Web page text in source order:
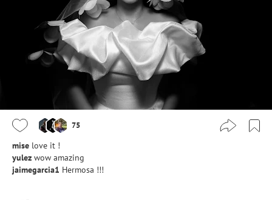
75
mise love it !
yulez wow amazing
jaimegarcia1 Hermosa !!!